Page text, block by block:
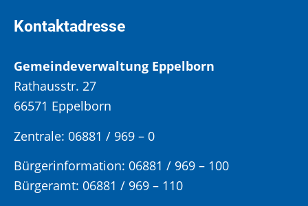
Kontaktadresse
Gemeindeverwaltung Eppelborn
Rathausstr. 27
66571 Eppelborn
Zentrale: 06881 / 969 – 0
Bürgerinformation: 06881 / 969 – 100
Bürgeramt: 06881 / 969 – 110